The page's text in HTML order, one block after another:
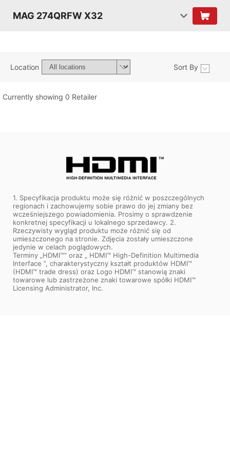
MAG 274QRFW X32
Location Sort By
Currently showing 0 Retailer
1. Specyfikacja produktu może się różnić w poszczególnych
regionach i zachowujemy sobie prawo do jej zmiany bez
wcześniejszego powiadomienia. Prosimy o sprawdzenie
konkretnej specyfikacji u lokalnego sprzedawcy. 2.
Rzeczywisty wygląd produktu może różnić się od
umieszczonego na stronie. Zdjęcia zostały umieszczone
jedynie w celach poglądowych.
Terminy „HDMI™” oraz „ HDMI™ High-Definition Multimedia
Interface ”, charakterystyczny kształt produktów HDMI™
(HDMI™ trade dress) oraz Logo HDMI™ stanowią znaki
towarowe lub zastrzeżone znaki towarowe spółki HDMI™
Licensing Administrator, Inc.